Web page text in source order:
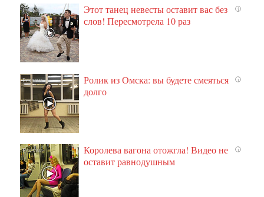
i
Этот танец невесты оставит вас без
слов! Пересмотрела 10 раз
i
Ролик из Омска: вы будете смеяться
долго
i
Королева вагона отожгла! Видео не
оставит равнодушным